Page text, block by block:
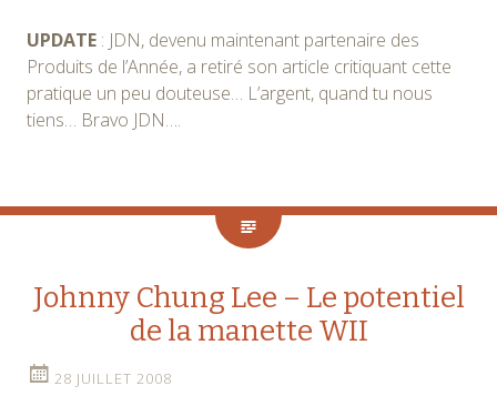
UPDATE : JDN, devenu maintenant partenaire des
Produits de l’Année, a retiré son article critiquant cette
pratique un peu douteuse… L’argent, quand tu nous
tiens… Bravo JDN….
Johnny Chung Lee – Le potentiel
de la manette WII
28 JUILLET 2008